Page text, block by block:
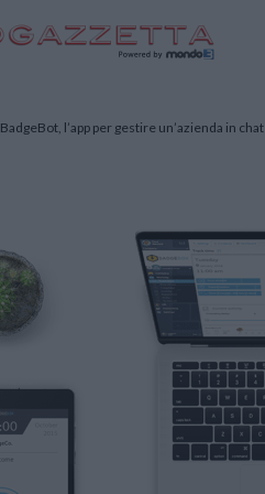
BadgeBot, l’app per gestire un’azienda in chat